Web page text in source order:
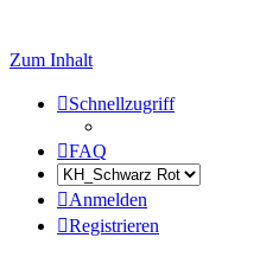
Zum Inhalt
Schnellzugriff
FAQ
Anmelden
Registrieren